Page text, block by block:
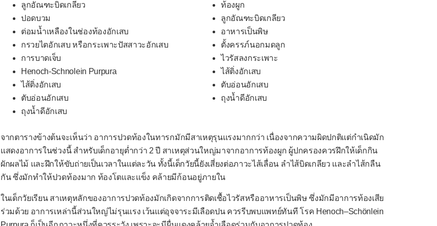
ลูกอัณฑะบิดเกลียว
ปอดบวม
ต่อมน้ำเหลืองในช่องท้องอักเสบ
กรวยไตอักเสบ หรือกระเพาะปัสสาวะอักเสบ
การบาดเจ็บ
Henoch-Schnolein Purpura
ไส้ติ่งอักเสบ
ตับอ่อนอักเสบ
ถุงน้ำดีอักเสบ
ท้องผูก
ลูกอัณฑะบิดเกลียว
อาหารเป็นพิษ
ตั้งครรภ์นอกมดลูก
ไวรัสลงกระเพาะ
ไส้ติ่งอักเสบ
ตับอ่อนอักเสบ
ถุงน้ำดีอักเสบ
จากตารางข้างต้นจะเห็นว่า อาการปวดท้องในทารกมักมีสาเหตุรุนแรงมากกว่า เนื่องจากความผิดปกติแต่กำเนิดมัก
แสดงอาการในช่วงนี้ สำหรับเด็กอายุต่ำกว่า 2 ปี สาเหตุส่วนใหญ่มาจากอาการท้องผูก ผู้ปกครองควรฝึกให้เด็กกิน
ผักผลไม้ และฝึกให้ขับถ่ายเป็นเวลาในแต่ละวัน ทั้งนี้เด็กวัยนี้ยังเสี่ยงต่อภาวะไส้เลื่อน ลำไส้บิดเกลียว และลำไส้กลืน
กัน ซึ่งมักทำให้ปวดท้องมาก ท้องโตและแข็ง คล้ายมีก้อนอยู่ภายใน
ในเด็กวัยเรียน สาเหตุหลักของอาการปวดท้องมักเกิดจากการติดเชื้อไวรัสหรืออาหารเป็นพิษ ซึ่งมักมีอาการท้องเสีย
ร่วมด้วย อาการเหล่านี้ส่วนใหญ่ไม่รุนแรง เว้นแต่อุจจาระมีเลือดปน ควรรีบพบแพทย์ทันที โรค Henoch–Schönlein